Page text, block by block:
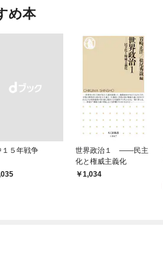
め本
１５年戦争
世界政治１ ――民主
化と権威主義化
1,034